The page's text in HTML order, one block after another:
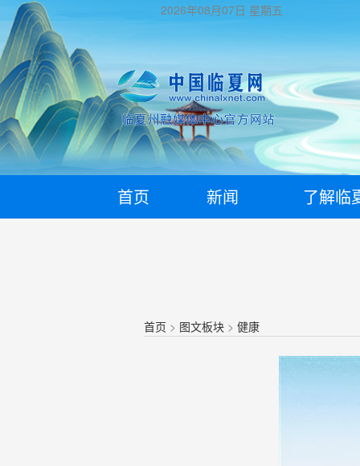
2026年08月07日 星期五
首页 新闻 了解临
首页 > 图文板块 >健康